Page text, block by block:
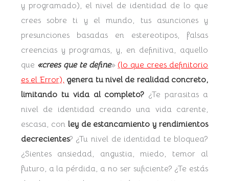
y programado), el nivel de identidad de lo que
crees sobre ti y el mundo, tus asunciones y
presunciones basadas en estereotipos, falsas
creencias y programas, y, en definitiva, aquello
que «crees que te define» (lo que crees definitorio
es el Error), genera tu nivel de realidad concreto,
limitando tu vida al completo? ¿Te parasitas a
nivel de identidad creando una vida carente,
escasa, con ley de estancamiento y rendimientos
decrecientes? ¿Tu nivel de identidad te bloquea?
¿Sientes ansiedad, angustia, miedo, temor al
futuro, a la pérdida, a no ser suficiente? ¿Te estás